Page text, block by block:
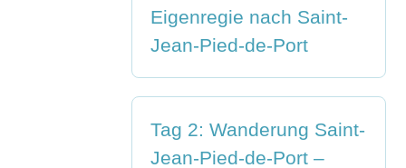
Eigenregie nach Saint-
Jean-Pied-de-Port
Tag 2: Wanderung Saint-
Jean-Pied-de-Port –